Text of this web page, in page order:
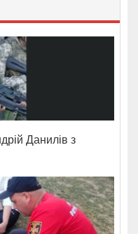
Данилів з